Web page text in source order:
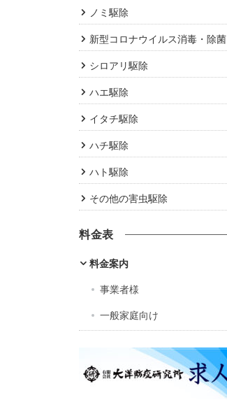
ノミ駆除
新型コロナウイルス消毒・除菌
シロアリ駆除
ハエ駆除
イタチ駆除
ハチ駆除
ハト駆除
その他の害虫駆除
料金表
料金案内
事業者様
一般家庭向け